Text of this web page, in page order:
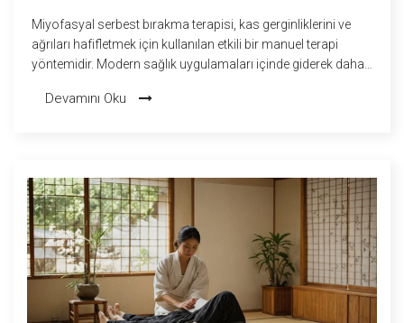
Miyofasyal serbest bırakma terapisi, kas gerginliklerini ve
ağrıları hafifletmek için kullanılan etkili bir manuel terapi
yöntemidir. Modern sağlık uygulamaları içinde giderek daha
bırakma terapisinin temel prensipleri, sağlığa faydaları ve
Devamını Oku